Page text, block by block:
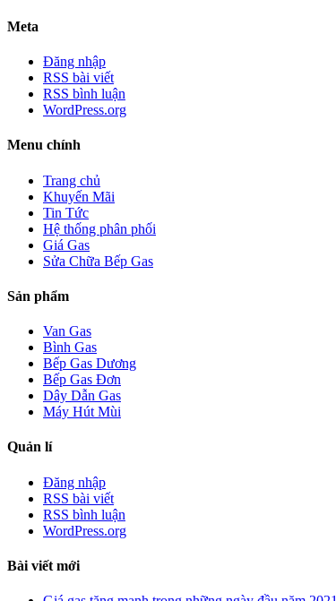
Meta
Đăng nhập
RSS bài viết
RSS bình luận
WordPress.org
Menu chính
Trang chủ
Khuyến Mãi
Tin Tức
Hệ thống phân phối
Giá Gas
Sửa Chữa Bếp Gas
Sản phẩm
Van Gas
Bình Gas
Bếp Gas Dương
Bếp Gas Đơn
Dây Dẫn Gas
Máy Hút Mùi
Quản lí
Đăng nhập
RSS bài viết
RSS bình luận
WordPress.org
Bài viết mới